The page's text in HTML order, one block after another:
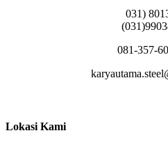
031)
081-357-
Lokasi Kami